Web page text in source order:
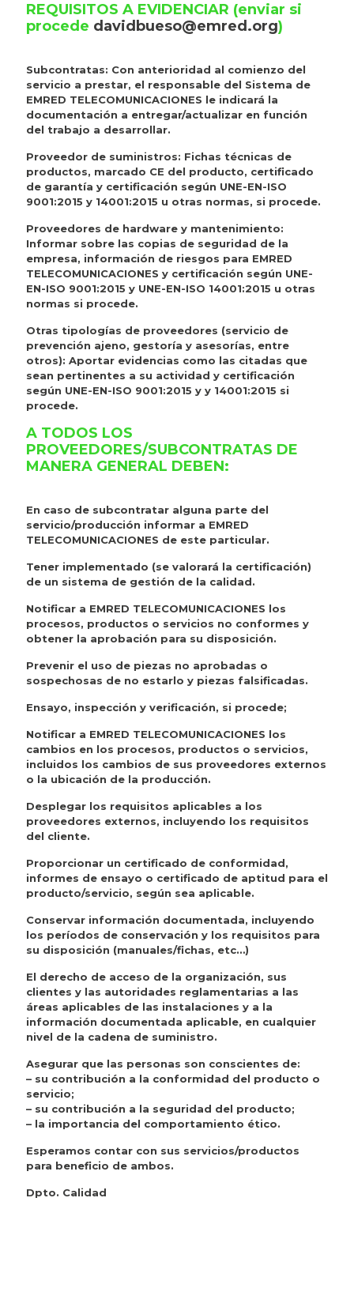
REQUISITOS A EVIDENCIAR (enviar si
procede davidbueso@emred.org)
Subcontratas: Con anterioridad al comienzo del
servicio a prestar, el responsable del Sistema de
EMRED TELECOMUNICACIONES le indicará la
documentación a entregar/actualizar en función
del trabajo a desarrollar.
Proveedor de suministros: Fichas técnicas de
productos, marcado CE del producto, certificado
de garantía y certificación según UNE-EN-ISO
9001:2015 y 14001:2015 u otras normas, si procede.
Proveedores de hardware y mantenimiento:
Informar sobre las copias de seguridad de la
empresa, información de riesgos para EMRED
TELECOMUNICACIONES y certificación según UNE-
EN-ISO 9001:2015 y UNE-EN-ISO 14001:2015 u otras
normas si procede.
Otras tipologías de proveedores (servicio de
prevención ajeno, gestoría y asesorías, entre
otros): Aportar evidencias como las citadas que
sean pertinentes a su actividad y certificación
según UNE-EN-ISO 9001:2015 y y 14001:2015 si
procede.
A TODOS LOS
PROVEEDORES/SUBCONTRATAS DE
MANERA GENERAL DEBEN:
En caso de subcontratar alguna parte del
servicio/producción informar a EMRED
TELECOMUNICACIONES de este particular.
Tener implementado (se valorará la certificación)
de un sistema de gestión de la calidad.
Notificar a EMRED TELECOMUNICACIONES los
procesos, productos o servicios no conformes y
obtener la aprobación para su disposición.
Prevenir el uso de piezas no aprobadas o
sospechosas de no estarlo y piezas falsificadas.
Ensayo, inspección y verificación, si procede;
Notificar a EMRED TELECOMUNICACIONES los
cambios en los procesos, productos o servicios,
incluidos los cambios de sus proveedores externos
o la ubicación de la producción.
Desplegar los requisitos aplicables a los
proveedores externos, incluyendo los requisitos
del cliente.
Proporcionar un certificado de conformidad,
informes de ensayo o certificado de aptitud para el
producto/servicio, según sea aplicable.
Conservar información documentada, incluyendo
los períodos de conservación y los requisitos para
su disposición (manuales/fichas, etc…)
El derecho de acceso de la organización, sus
clientes y las autoridades reglamentarias a las
áreas aplicables de las instalaciones y a la
información documentada aplicable, en cualquier
nivel de la cadena de suministro.
Asegurar que las personas son conscientes de:
– su contribución a la conformidad del producto o
servicio;
– su contribución a la seguridad del producto;
– la importancia del comportamiento ético.
Esperamos contar con sus servicios/productos
para beneficio de ambos.
Dpto. Calidad